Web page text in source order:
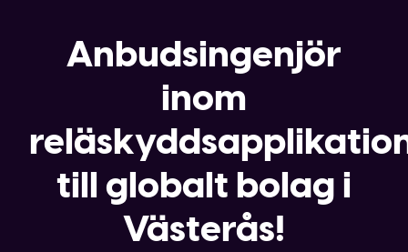
Anbudsingenjör
inom
till globalt bolag i
Västerås!